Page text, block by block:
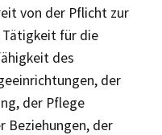
von der Pflicht zur
Tätigkeit für die
des
der
der Pflege
Beziehungen, der